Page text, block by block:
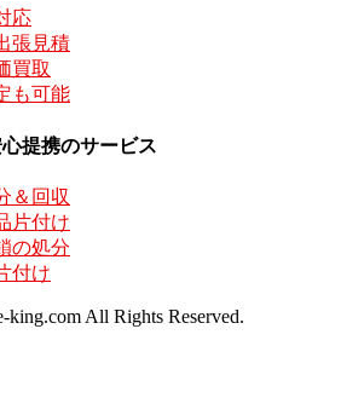
応
張見積
買取
も可能
提携のサービス
＆回収
片付け
の処分
付け
All Rights Reserved.